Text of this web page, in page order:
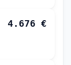
4.676 €